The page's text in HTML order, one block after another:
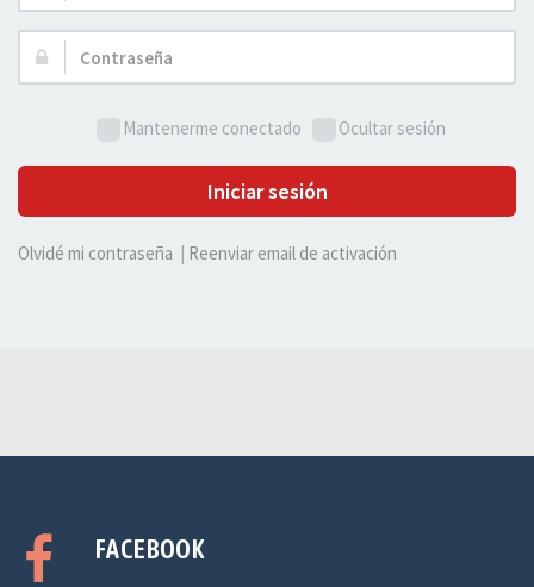
de
Usuario:
Contraseña:
Mantenerme conectado Ocultar sesión
Iniciar sesión
Olvidé mi contraseña Reenviar email de activación
FACEBOOK